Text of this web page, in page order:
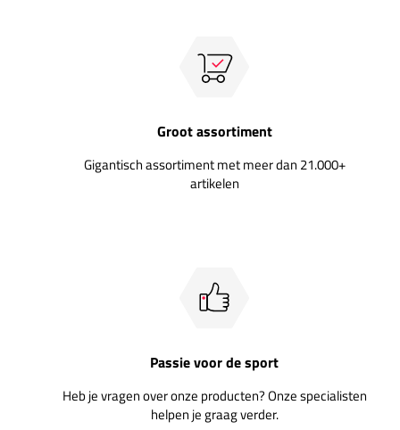
Groot assortiment
Gigantisch assortiment met meer dan 21.000+
artikelen
Passie voor de sport
Heb je vragen over onze producten? Onze specialisten
helpen je graag verder.